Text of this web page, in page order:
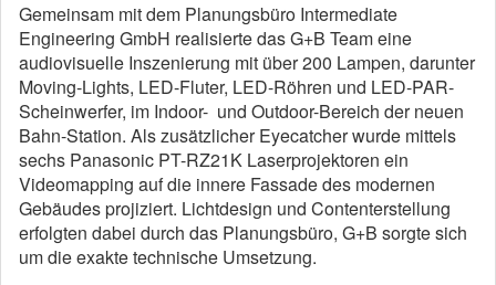
Gemeinsam mit dem Planungsbüro Intermediate
Engineering GmbH realisierte das G+B Team eine
audiovisuelle Inszenierung mit über 200 Lampen, darunter
Moving-Lights, LED-Fluter, LED-Röhren und LED-PAR-
Scheinwerfer, im Indoor- und Outdoor-Bereich der neuen
Bahn-Station. Als zusätzlicher Eyecatcher wurde mittels
sechs Panasonic PT-RZ21K Laserprojektoren ein
Videomapping auf die innere Fassade des modernen
Gebäudes projiziert. Lichtdesign und Contenterstellung
erfolgten dabei durch das Planungsbüro, G+B sorgte sich
um die exakte technische Umsetzung.